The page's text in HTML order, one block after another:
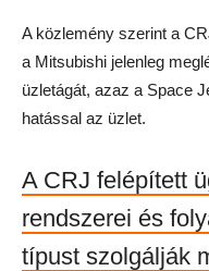
A közlemény szerint a
a Mitsubishi jelenleg
üzletágát, azaz a Space
hatással az üzlet.
A CRJ felépített
rendszerei és
típust szolgálják